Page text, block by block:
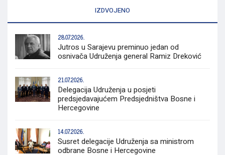
IZDVOJENO
28.07.2026.
Jutros u Sarajevu preminuo jedan od
osnivača Udruženja general Ramiz Dreković
21.07.2026.
Delegacija Udruženja u posjeti
predsjedavajućem Predsjedništva Bosne i
Hercegovine
14.07.2026.
Susret delegacije Udruženja sa ministrom
odbrane Bosne i Hercegovine